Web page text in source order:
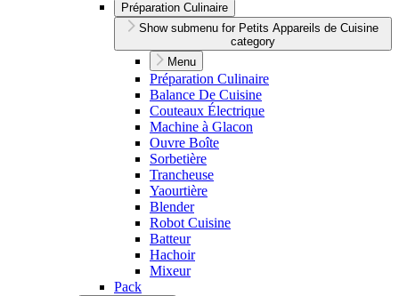
Préparation Culinaire
Show submenu for Petits Appareils de Cuisine
category
Menu
Préparation Culinaire
Balance De Cuisine
Couteaux Électrique
Machine à Glacon
Ouvre Boîte
Sorbetière
Trancheuse
Yaourtière
Blender
Robot Cuisine
Batteur
Hachoir
Mixeur
Pack